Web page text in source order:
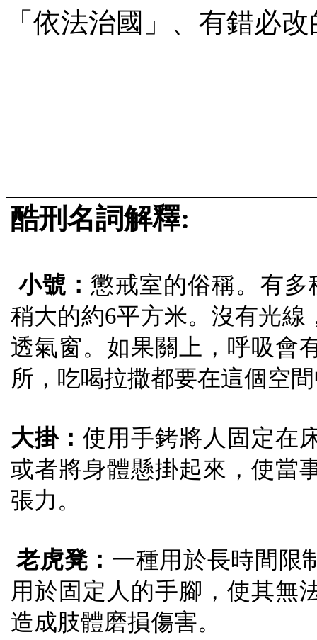
「依法治國」、有錯必
酷刑名詞解釋:
小號： 懲戒室的俗稱。有
稍大的約6平方米。沒有光線
透氣窗。如果關上，呼吸會
所，吃喝拉撒都要在這個空
大掛： 使用手銬將人固定在
或者將身體懸掛起來，使當
張力。
老虎凳： 一種用於長時間限
用於固定人的手腳，使其無
造成肢體磨損傷害。